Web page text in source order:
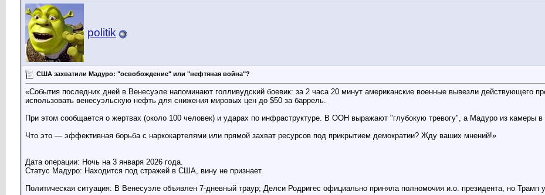
politik
США захватили Мадуро: "освобождение" или "нефтяная война"?
«События последних дней в Венесуэле напоминают голливудский боевик: за 2 часа 20 минут американские военные вывезли действующего
использовать венесуэльскую нефть для снижения мировых цен до $50 за баррель.
При этом сообщается о жертвах (около 100 человек) и ударах по инфраструктуре. В ООН выражают "глубокую тревогу", а Мадуро из камеры
Что это — эффективная борьба с наркокартелями или прямой захват ресурсов под прикрытием демократии? Жду ваших мнений!»
Дата операции: Ночь на 3 января 2026 года.
Статус Мадуро: Находится под стражей в США, вину не признает.
Политическая ситуация: В Венесуэле объявлен 7-дневный траур; Делси Родригес официально приняла полномочия и.о. президента, но